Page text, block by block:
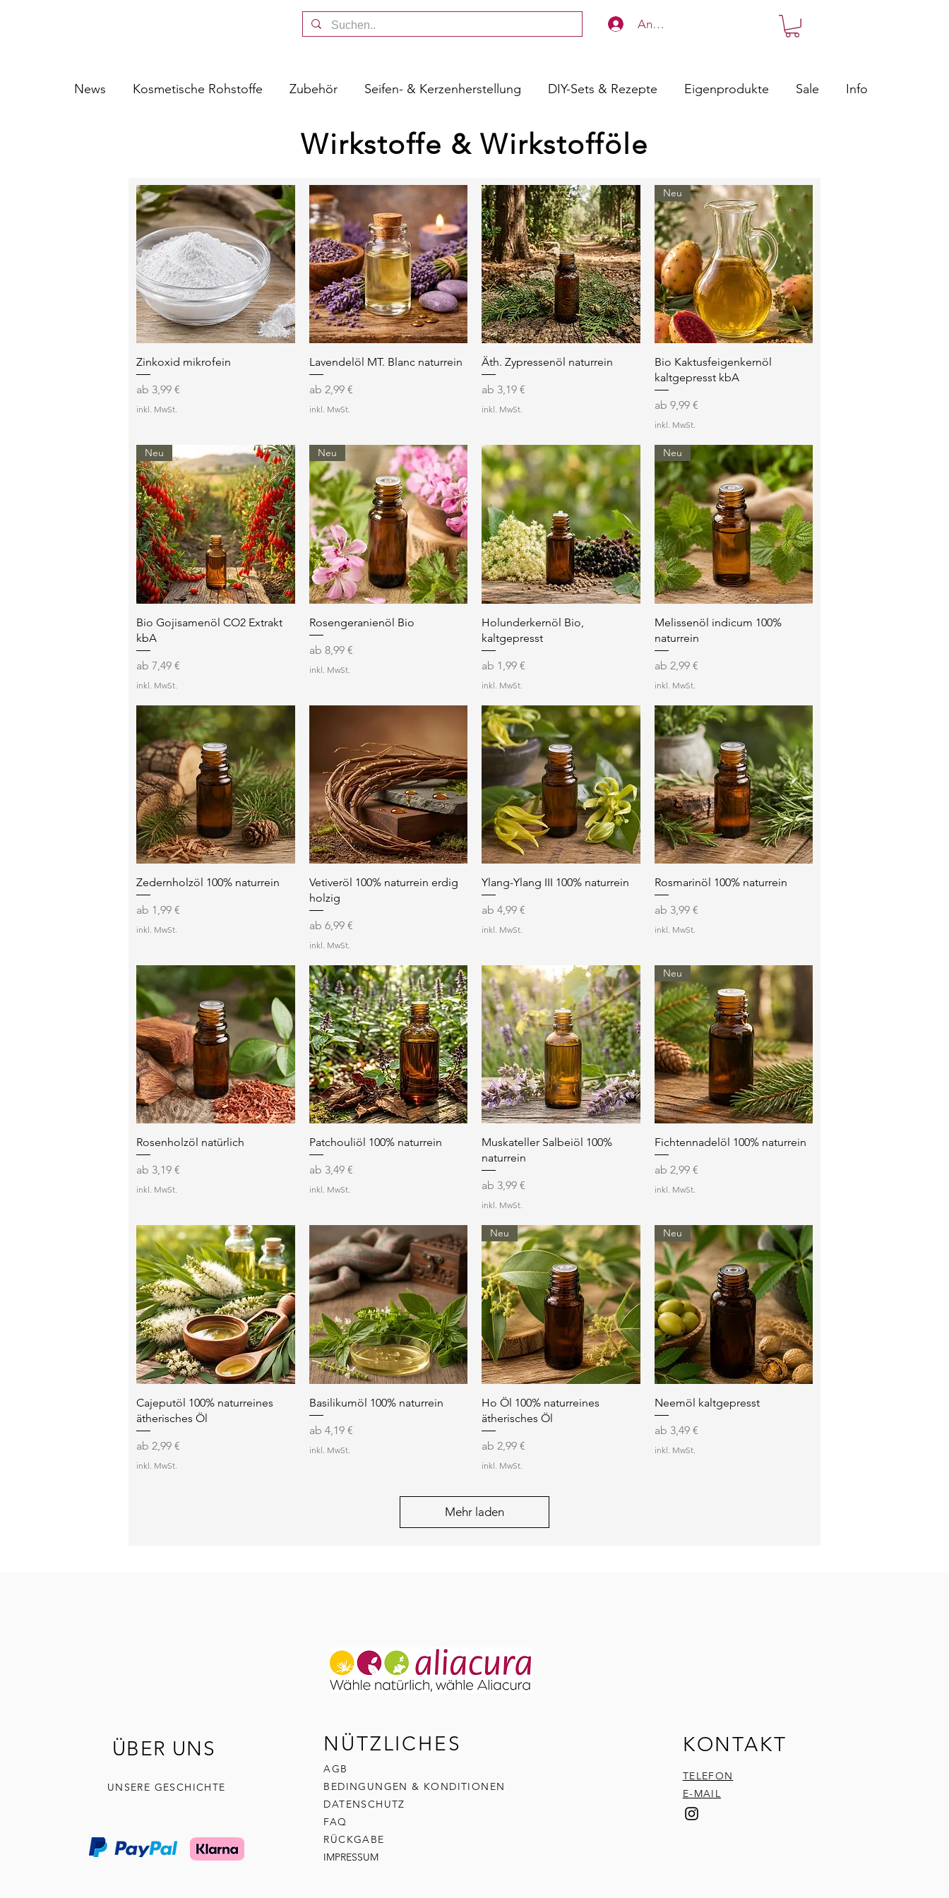
Anmelden
News Kosmetische Rohstoffe Zubehör Seifen- & Kerzenherstellung DIY-Sets & Rezepte Eigenprodukte Sale Info
Wirkstoffe & Wirkstofföle
Schnellansicht
Zinkoxid mikrofein
ab 3,99 €
Sale-Preis
inkl. MwSt.
Schnellansicht
Lavendelöl MT. Blanc naturrein
ab 2,99 €
Sale-Preis
inkl. MwSt.
Schnellansicht
Äth. Zypressenöl naturrein
ab 3,19 €
Sale-Preis
inkl. MwSt.
Schnellansicht
Neu
Bio Kaktusfeigenkernöl
kaltgepresst kbA
ab 9,99 €
Sale-Preis
inkl. MwSt.
Schnellansicht
Neu
Bio Gojisamenöl CO2 Extrakt
kbA
ab 7,49 €
Sale-Preis
inkl. MwSt.
Schnellansicht
Neu
Rosengeranienöl Bio
ab 8,99 €
Sale-Preis
inkl. MwSt.
Schnellansicht
Holunderkernöl Bio,
kaltgepresst
ab 1,99 €
Sale-Preis
inkl. MwSt.
Schnellansicht
Neu
Melissenöl indicum 100%
naturrein
ab 2,99 €
Sale-Preis
inkl. MwSt.
Schnellansicht
Zedernholzöl 100% naturrein
ab 1,99 €
Sale-Preis
inkl. MwSt.
Schnellansicht
Vetiveröl 100% naturrein erdig
holzig
ab 6,99 €
Sale-Preis
inkl. MwSt.
Schnellansicht
Ylang-Ylang III 100% naturrein
ab 4,99 €
Sale-Preis
inkl. MwSt.
Schnellansicht
Rosmarinöl 100% naturrein
ab 3,99 €
Sale-Preis
inkl. MwSt.
Schnellansicht
Rosenholzöl natürlich
ab 3,19 €
Sale-Preis
inkl. MwSt.
Schnellansicht
Patchouliöl 100% naturrein
ab 3,49 €
Sale-Preis
inkl. MwSt.
Schnellansicht
Muskateller Salbeiöl 100%
naturrein
ab 3,99 €
Sale-Preis
inkl. MwSt.
Schnellansicht
Neu
Fichtennadelöl 100% naturrein
ab 2,99 €
Sale-Preis
inkl. MwSt.
Schnellansicht
Cajeputöl 100% naturreines
ätherisches Öl
ab 2,99 €
Sale-Preis
inkl. MwSt.
Schnellansicht
Basilikumöl 100% naturrein
ab 4,19 €
Sale-Preis
inkl. MwSt.
Schnellansicht
Neu
Ho Öl 100% naturreines
ätherisches Öl
ab 2,99 €
Sale-Preis
inkl. MwSt.
Schnellansicht
Neu
Neemöl kaltgepresst
ab 3,49 €
Sale-Preis
inkl. MwSt.
Mehr laden
ÜBER UNS
UNSERE GESCHICHTE
NÜTZLICHES
AGB
BEDINGUNGEN & KONDITIONEN
DATENSCHUTZ
FAQ
RÜCKGABE
IMPRESSUM
KONTAKT
TELEFON
E-MAIL